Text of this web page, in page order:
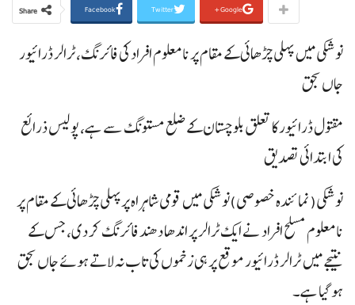
Share Facebook Twitter Google+
نوشکی میں پہلی چڑھائی کے مقام پر نامعلوم افراد کی فائرنگ، ٹرالر ڈرائیور
جاں بحق
مقتول ڈرائیور کا تعلق بلوچستان کے ضلع مستونگ سے ہے، پولیس ذرائع
کی ابتدائی تصدیق
نوشکی(نمائندہ خصوصی)نوشکی میں قومی شاہراہ پر پہلی چڑھائی کے مقام پر
نامعلوم مسلح افراد نے ایک ٹرالر پر اندھا دھند فائرنگ کر دی، جس کے
نتیجے میں ٹرالر ڈرائیور موقع پر ہی زخموں کی تاب نہ لاتے ہوئے جاں بحق
ہو گیا ہے۔